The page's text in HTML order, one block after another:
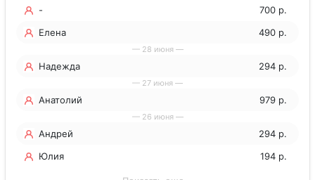
-
700 р.
Елена
490 р.
— 28 июня —
Надежда 294 р.
— 27 июня —
Анатолий 979 р.
— 26 июня —
Андрей
294 р.
Юлия
194 р.